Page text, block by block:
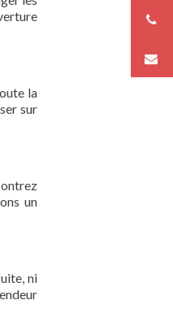
la
sur
un
ni